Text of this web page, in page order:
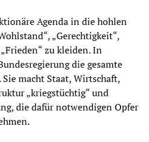
Agenda in die hohlen
„Gerechtigkeit“,
zu kleiden. In
die gesamte
macht Staat, Wirtschaft,
„kriegstüchtig“ und
die dafür notwendigen Opfer